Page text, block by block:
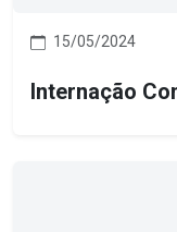
15/05/2024
Internação